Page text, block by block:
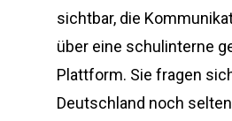
sichtbar, die
über eine schulinterne
Plattform. Sie fragen
Deutschland noch